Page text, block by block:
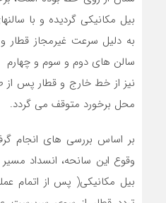
بیل مکانیکی گردیده و با
به دلیل سرعت غیرمجاز قطار
محل برخورد متوقف می گردد.
بر اساس بررسی های انجام
وقوع این سانحه، انسداد
بیل مکانیکی( پس از اتمام